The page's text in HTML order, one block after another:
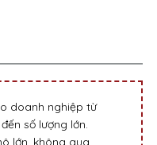
doanh nghiệp từ
số lượng lớn.
lớn, không qua